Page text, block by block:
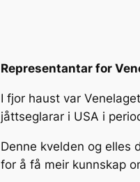
Representantar for
I fjor haust var
jåttseglarar i USA i
Denne kvelden og elles
for å få meir kunnskap